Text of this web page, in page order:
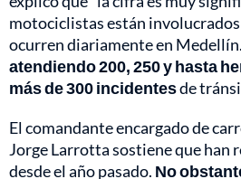
motociclistas están
ocurren diariamente en Medellín.
atendiendo 200, 250 y hasta
más de 300 incidentesde
El comandante encargado de
Jorge Larrotta sostiene que han
desde el año pasado. No